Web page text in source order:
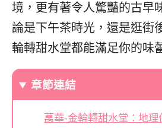
境，更有著令人驚豔的古早
論是下午茶時光，還是逛街
輪轉甜水堂都能滿足你的味
章節連結
萬華-金輪轉甜水堂：地理